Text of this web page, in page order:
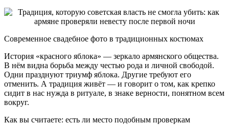
Современное свадебное фото в традиционных костюмах
История «красного яблока» — зеркало армянского общества.
В нём видна борьба между честью рода и личной свободой.
Одни празднуют триумф яблока. Другие требуют его
отменить. А традиция живёт — и говорит о том, как крепко
сидит в нас нужда в ритуале, в знаке верности, понятном всем
вокруг.
Как вы считаете: есть ли место подобным проверкам